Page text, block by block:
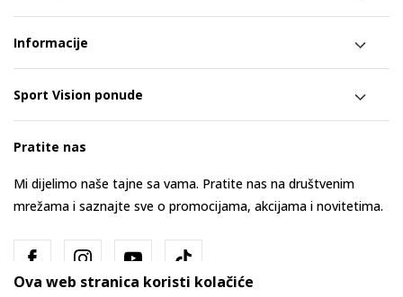
Informacije
Sport Vision ponude
Pratite nas
Mi dijelimo naše tajne sa vama. Pratite nas na društvenim
mrežama i saznajte sve o promocijama, akcijama i novitetima.
Ova web stranica koristi kolačiće